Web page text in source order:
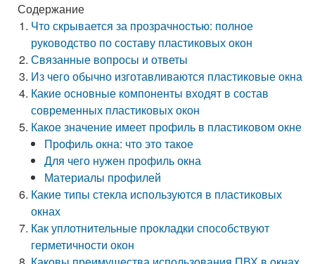
Содержание
Что скрывается за прозрачностью: полное
руководство по составу пластиковых окон
Связанные вопросы и ответы
Из чего обычно изготавливаются пластиковые окна
Какие основные компоненты входят в состав
современных пластиковых окон
Какое значение имеет профиль в пластиковом окне
Профиль окна: что это такое
Для чего нужен профиль окна
Материалы профилей
Какие типы стекла используются в пластиковых
окнах
Как уплотнительные прокладки способствуют
герметичности окон